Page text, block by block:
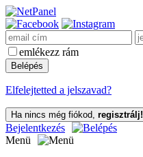
emlékezz rám
Elfelejtetted a jelszavad?
Ha nincs még fiókod, regisztrálj!
Bejelentkezés
Menü